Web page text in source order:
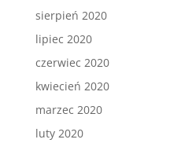
sierpień 2020
lipiec 2020
czerwiec 2020
kwiecień 2020
marzec 2020
luty 2020